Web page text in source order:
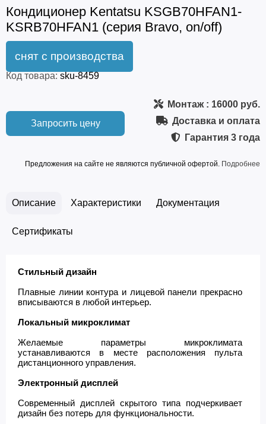
Кондиционер Kentatsu KSGB70HFAN1-
KSRB70HFAN1 (серия Bravo, on/off)
Код товара: sku-8459
Запросить цену
Монтаж: 16000 руб.
Доставка и оплата
Гарантия 3 года
Предложения на сайте не являются публичной офертой. Подробнее
Описание Характеристики Документация
Сертификаты
Стильный дизайн
Плавные линии контура и лицевой панели прекрасно
вписываются в любой интерьер.
Локальный микроклимат
Желаемые параметры микроклимата
устанавливаются в месте расположения пульта
дистанционного управления.
Электронный дисплей
Современный дисплей скрытого типа подчеркивает
дизайн без потерь для функциональности.